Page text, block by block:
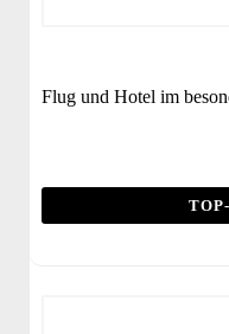
Flug und Hotel im